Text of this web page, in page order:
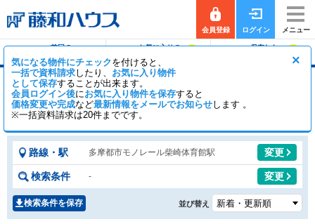
会員登録 ログイン メニュー
前回の
お気に入りの
保存した
×
気になる物件にチェックを付けると、
一括で資料請求したり、 お気に入り物件
として保存することが出来ます。
会員ログイン後にお気に入り物件を保存すると
価格変更や完成など最新情報をメールでお知らせします 。
※一括資料請求は20件までです。
柴崎体育館駅の新築一戸建て（分譲住宅・一軒
家・建売）
【全18棟】 一般公開11棟 会員公開
路線・駅 多摩都市モノレール柴崎体育館駅 変更
検索条件 - 変更
検索条件を保存 並び替え